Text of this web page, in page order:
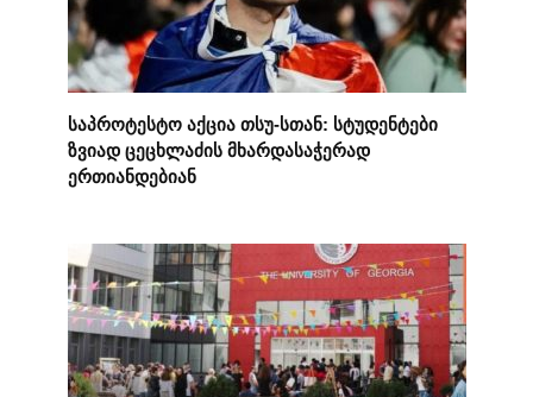
საპროტესტო აქცია თსუ-სთან: სტუდენტები
ზვიად ცეცხლაძის მხარდასაჭერად
ერთიანდებიან